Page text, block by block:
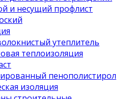
и несущий профлист
утеплитель
теплоизоляция
пенополистирол
изоляция